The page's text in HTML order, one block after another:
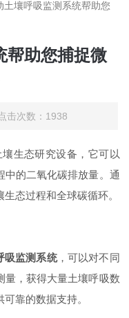
土壤呼吸监测系统帮助您
帮助您捕捉微
次数：1938
生态研究设备，它可以
中的二氧化碳排放量。通
态过程和全球碳循环。
吸监测系统，可以对不同
量，获得大量土壤呼吸数
靠的数据支持。